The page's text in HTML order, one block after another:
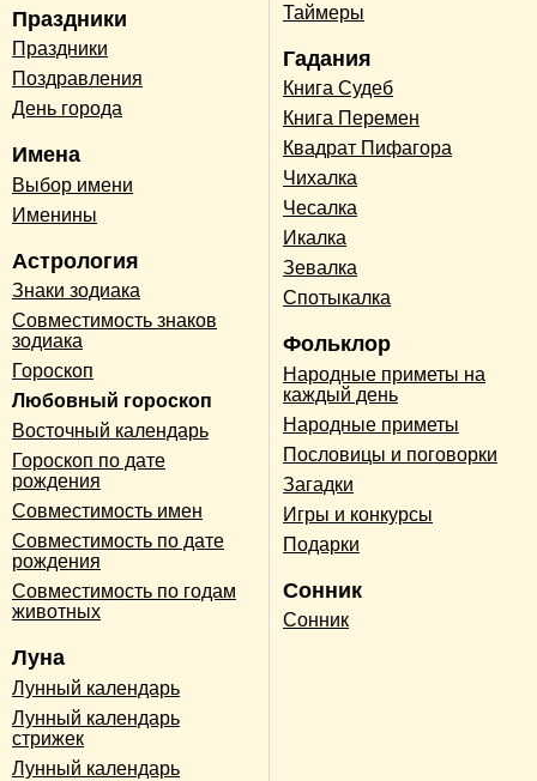
Праздники
Праздники
Поздравления
День города
Имена
Выбор имени
Именины
Астрология
Знаки зодиака
Совместимость знаков
зодиака
Гороскоп
Любовный гороскоп
Восточный календарь
Гороскоп по дате
рождения
Совместимость имен
Совместимость по дате
рождения
Совместимость по годам
животных
Луна
Лунный календарь
Лунный календарь
стрижек
Лунный календарь
Таймеры
Гадания
Книга Судеб
Книга Перемен
Квадрат Пифагора
Чихалка
Чесалка
Икалка
Зевалка
Спотыкалка
Фольклор
Народные приметы на
каждый день
Народные приметы
Пословицы и поговорки
Загадки
Игры и конкурсы
Подарки
Сонник
Сонник